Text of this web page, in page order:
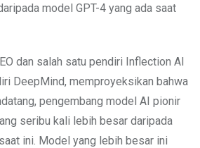
model GPT-4 yang ada saat
dan salah satu pendiri Inflection AI
DeepMind, memproyeksikan bahwa
pengembang model AI pionir
seribu kali lebih besar daripada
ini. Model yang lebih besar ini